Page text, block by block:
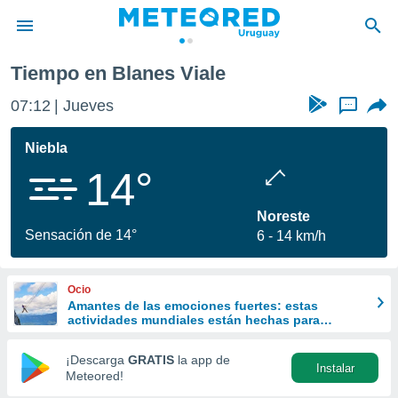
de
ha
para
calidad.
a este
las
y
forma
digital
basada
Tiempo en Blanes Viale
07:12 Jueves ...
Niebla
14°
Sensación de 14°
Noreste
6
14 km/h
Ocio
Amantes de las emociones fuertes: estas
actividades mundiales están hechas para
¡Descarga GRATIS la app de
Meteored!
Instalar